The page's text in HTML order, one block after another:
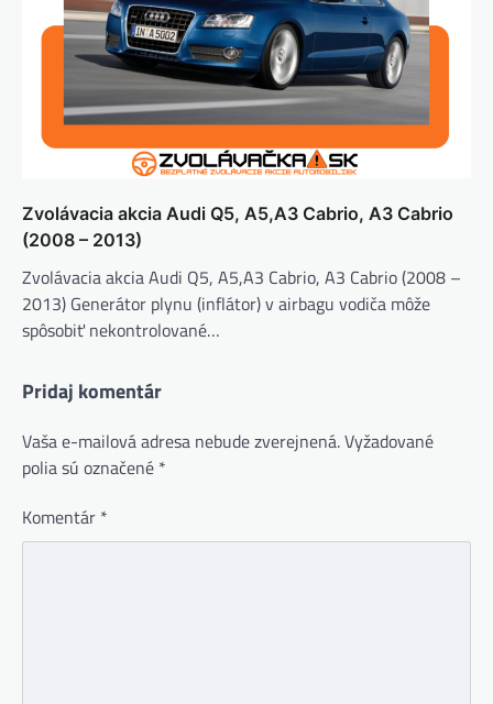
Zvolávacia akcia Audi Q5, A5,A3 Cabrio, A3 Cabrio
(2008 – 2013)
Zvolávacia akcia Audi Q5, A5,A3 Cabrio, A3 Cabrio (2008 –
2013) Generátor plynu (inflátor) v airbagu vodiča môže
spôsobiť nekontrolované…
Pridaj komentár
Vaša e-mailová adresa nebude zverejnená.Vyžadované
polia sú označené *
Komentár *